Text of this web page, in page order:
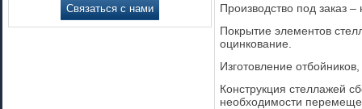
Связаться с нами
Производство под заказ
Покрытие элементов
оцинкование.
Изготовление
Конструкция стеллажей
необходимости